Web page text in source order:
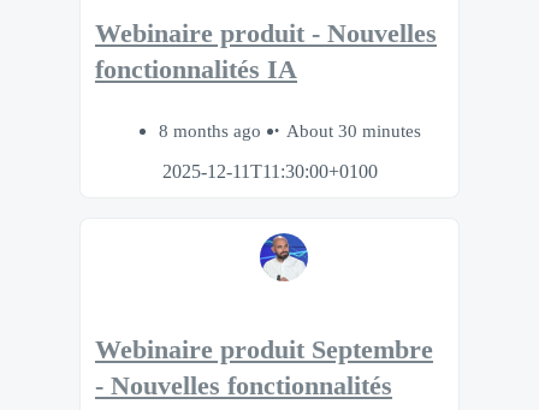
Webinaire produit - Nouvelles
fonctionnalités IA
8 months ago
About 30 minutes
2025-12-11T11:30:00+0100
Webinaire produit Septembre
- Nouvelles fonctionnalités